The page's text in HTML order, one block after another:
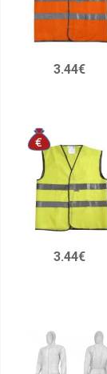
3.44€
3.44€